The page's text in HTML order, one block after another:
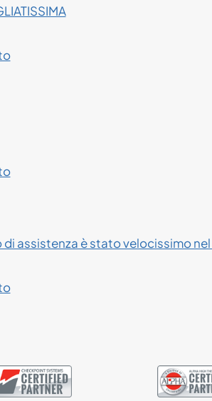
assistenza è stato velocissimo